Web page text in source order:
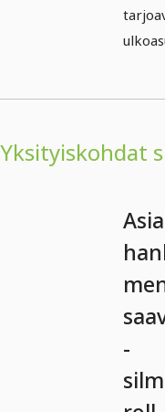
Yksityiskohdat
-